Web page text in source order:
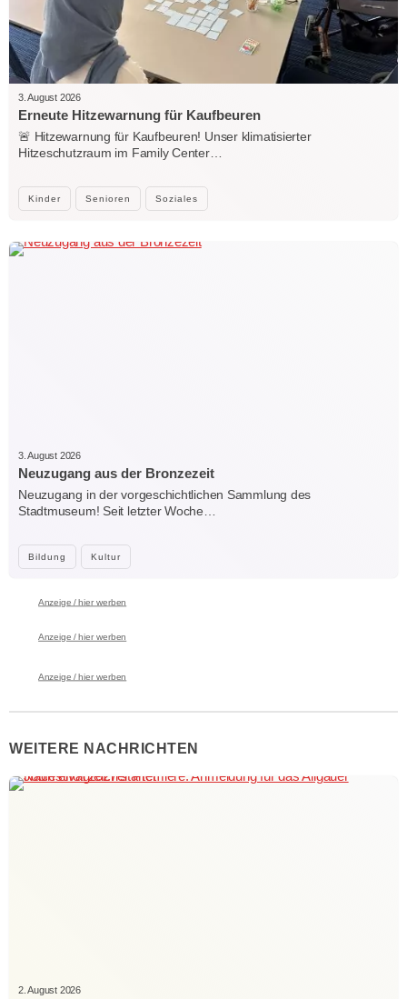
Kinder Senioren Soziales
3. August 2026
Erneute Hitzewarnung für Kaufbeuren
🚨 Hitzewarnung für Kaufbeuren! Unser klimatisierter
Hitzeschutzraum im Family Center…
Bildung Kultur
3. August 2026
Neuzugang aus der Bronzezeit
Neuzugang in der vorgeschichtlichen Sammlung des
Stadtmuseum! Seit letzter Woche…
Anzeige / hier werben
Anzeige / hier werben
Anzeige / hier werben
WEITERE NACHRICHTEN
2. August 2026